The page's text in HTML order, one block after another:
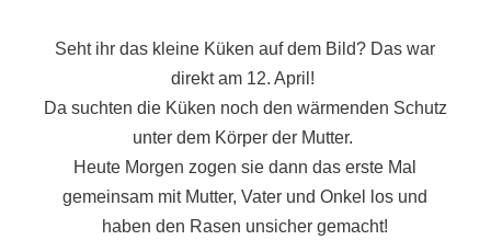
Seht ihr das kleine Küken auf dem Bild? Das war
direkt am 12. April!
Da suchten die Küken noch den wärmenden Schutz
unter dem Körper der Mutter.
Heute Morgen zogen sie dann das erste Mal
gemeinsam mit Mutter, Vater und Onkel los und
haben den Rasen unsicher gemacht!